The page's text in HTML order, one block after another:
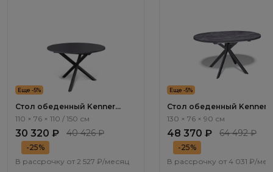
Еще -5%
Стол обеденный Kenner
DR1100 Черный / Сланец
110 × 76 × 110 / 150 см
30 320 ₽ 40 426 ₽
-25%
В рассрочку от 2 527 ₽/месяц
Еще -5%
Стол обеденный Kenner
DO1300 Черный / Мрамор
130 × 76 × 90 см
48 370 ₽ 64 492 ₽
-25%
В рассрочку от 4 031 ₽/